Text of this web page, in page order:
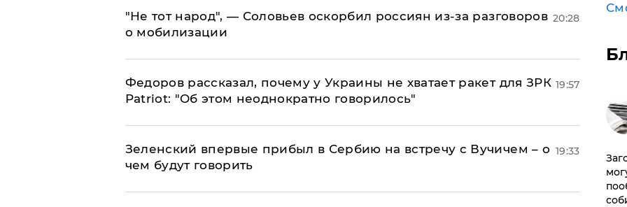
​"Не тот народ", — Соловьев оскорбил россиян из-за разговоров
о мобилизации
20:28
Федоров рассказал, почему у Украины не хватает ракет для ЗРК
Patriot: "Об этом неоднократно говорилось"
19:57
Зеленский впервые прибыл в Сербию на встречу с Вучичем – о
чем будут говорить
19:33